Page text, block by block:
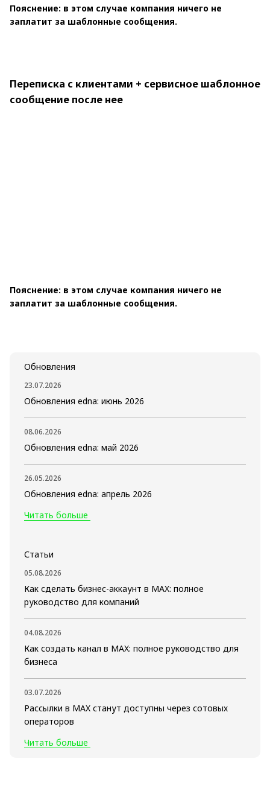
Пояснение: в этом случае компания ничего не
заплатит за шаблонные сообщения.
Переписка с клиентами + сервисное шаблонное
сообщение после нее
Пояснение: в этом случае компания ничего не
заплатит за шаблонные сообщения.
Обновления
23.07.2026
Обновления edna: июнь 2026
08.06.2026
Обновления edna: май 2026
26.05.2026
Обновления edna: апрель 2026
Читать больше
Статьи
05.08.2026
Как сделать бизнес-аккаунт в MAX: полное
руководство для компаний
04.08.2026
Как создать канал в MAX: полное руководство для
бизнеса
03.07.2026
Рассылки в MAX станут доступны через сотовых
операторов
Читать больше